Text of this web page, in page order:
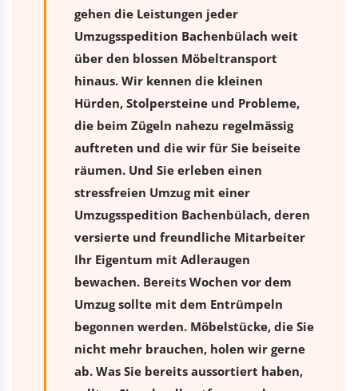
gehen die Leistungen jeder
Umzugsspedition Bachenbülach weit
über den blossen Möbeltransport
hinaus. Wir kennen die kleinen
Hürden, Stolpersteine und Probleme,
die beim Zügeln nahezu regelmässig
auftreten und die wir für Sie beiseite
räumen. Und Sie erleben einen
stressfreien Umzugmit einer
Umzugsspedition Bachenbülach, deren
versierte und freundliche Mitarbeiter
Ihr Eigentum mit Adleraugen
bewachen. Bereits Wochen vor dem
Umzug sollte mit dem Entrümpeln
begonnen werden. Möbelstücke, die Sie
nicht mehr brauchen, holen wir gerne
ab. Was Sie bereits aussortiert haben,